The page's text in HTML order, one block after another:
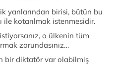
yanlarından birisi, bütün bu
ile kotarılmak istenmesidir.
o ülkenin tüm
zorundasınız…
bir diktatör var olabilmiş